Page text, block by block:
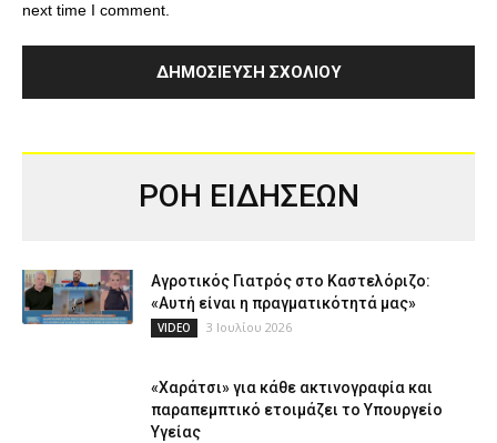
next time I comment.
ΡΟΗ ΕΙΔΗΣΕΩΝ
Αγροτικός Γιατρός στο Καστελόριζο:
«Αυτή είναι η πραγματικότητά μας»
VIDEO 3 Ιουλίου 2026
«Χαράτσι» για κάθε ακτινογραφία και
παραπεμπτικό ετοιμάζει το Υπουργείο
Υγείας